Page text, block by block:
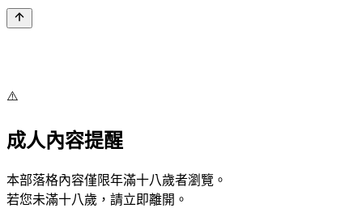
⚠️
成人內容提醒
本部落格內容僅限年滿十八歲者瀏覽。
若您未滿十八歲，請立即離開。